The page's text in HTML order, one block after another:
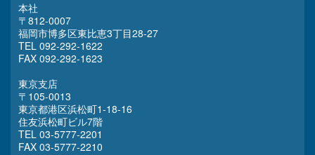
本社
〒812-0007
福岡市博多区東比恵3丁目28-27
TEL 092-292-1622
FAX 092-292-1623
東京支店
〒105-0013
東京都港区浜松町1-18-16
住友浜松町ビル7階
TEL 03-5777-2201
FAX 03-5777-2210